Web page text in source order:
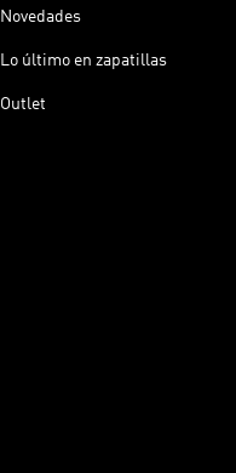
Novedades
Lo último en zapatillas
Outlet